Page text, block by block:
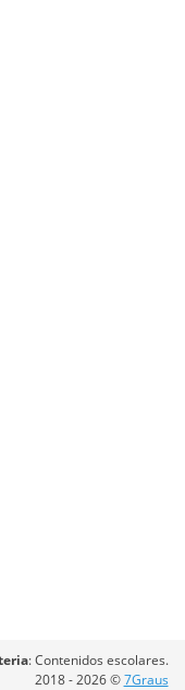
: Contenidos escolares.
2018 - 2026 ©7Graus